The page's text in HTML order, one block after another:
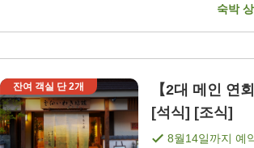
숙박
잔여 객실 단2개
【2대 메인 연
[석식] [조식]
8월14일까지 예